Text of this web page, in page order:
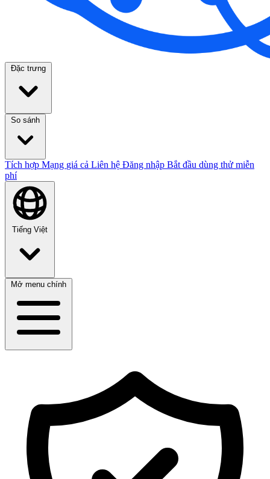
Đặc trưng
So sánh
Tích hợp Mạng giá cả Liên hệ Đăng nhập Bắt đầu dùng thử miễn
phí
Tiếng Việt
Mở menu chính